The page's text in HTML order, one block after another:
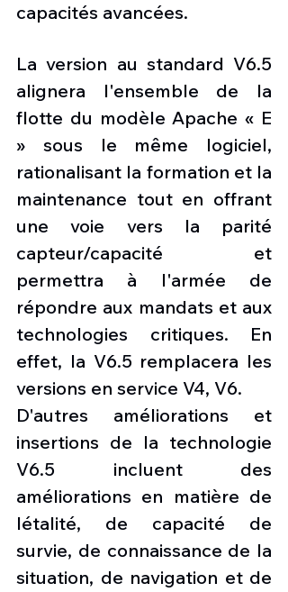
capacités avancées.
La version au standard V6.5
alignera l'ensemble de la
flotte du modèle Apache « E
» sous le même logiciel,
rationalisant la formation et la
maintenance tout en offrant
une voie vers la parité
capteur/capacité et
permettra à l'armée de
répondre aux mandats et aux
technologies critiques. En
effet, la V6.5 remplacera les
versions en service V4, V6.
D'autres améliorations et
insertions de la technologie
V6.5 incluent des
améliorations en matière de
létalité, de capacité de
survie, de connaissance de la
situation, de navigation et de